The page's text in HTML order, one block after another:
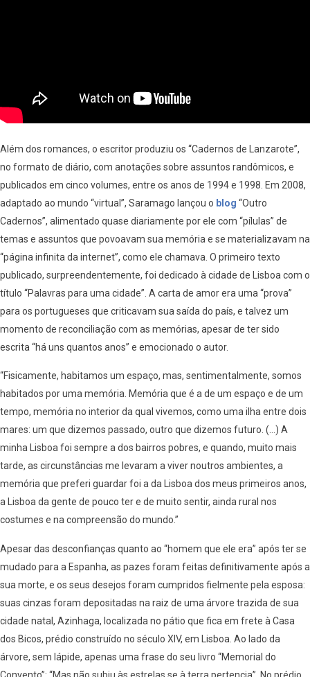
Além dos romances, o escritor produziu os “Cadernos de Lanzarote”,
no formato de diário, com anotações sobre assuntos randômicos, e
publicados em cinco volumes, entre os anos de 1994 e 1998. Em 2008,
adaptado ao mundo “virtual”, Saramago lançou o blog “Outro
Cadernos”, alimentado quase diariamente por ele com “pílulas” de
temas e assuntos que povoavam sua memória e se materializavam na
“página infinita da internet”, como ele chamava. O primeiro texto
publicado, surpreendentemente, foi dedicado à cidade de Lisboa com o
título “Palavras para uma cidade”. A carta de amor era uma “prova”
para os portugueses que criticavam sua saída do país, e talvez um
momento de reconciliação com as memórias, apesar de ter sido
escrita “há uns quantos anos” e emocionado o autor.
“Fisicamente, habitamos um espaço, mas, sentimentalmente, somos
habitados por uma memória. Memória que é a de um espaço e de um
tempo, memória no interior da qual vivemos, como uma ilha entre dois
mares: um que dizemos passado, outro que dizemos futuro. (…) A
minha Lisboa foi sempre a dos bairros pobres, e quando, muito mais
tarde, as circunstâncias me levaram a viver noutros ambientes, a
memória que preferi guardar foi a da Lisboa dos meus primeiros anos,
a Lisboa da gente de pouco ter e de muito sentir, ainda rural nos
costumes e na compreensão do mundo.”
Apesar das desconfianças quanto ao “homem que ele era” após ter se
mudado para a Espanha, as pazes foram feitas definitivamente após a
sua morte, e os seus desejos foram cumpridos fielmente pela esposa:
suas cinzas foram depositadas na raiz de uma árvore trazida de sua
cidade natal, Azinhaga, localizada no pátio que fica em frete à Casa
dos Bicos, prédio construído no século XIV, em Lisboa. Ao lado da
árvore, sem lápide, apenas uma frase do seu livro “Memorial do